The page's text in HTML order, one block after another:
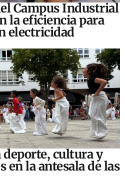
Campus Industrial
la eficiencia para
electricidad
cultura y
en la antesala de las